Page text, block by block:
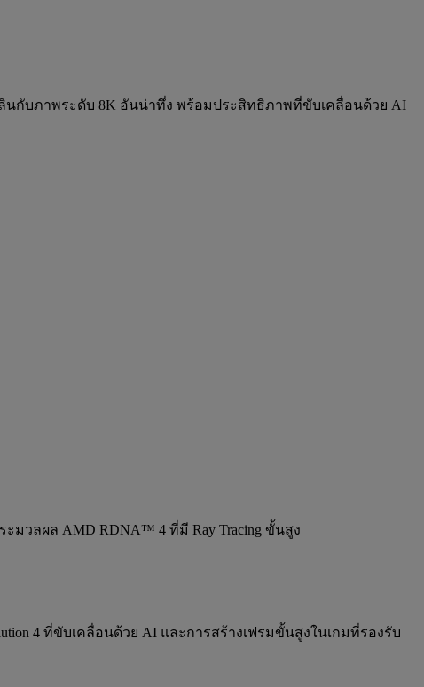
นกับภาพระดับ 8K อันน่าทึ่ง พร้อมประสิทธิภาพที่ขับเคลื่อนด้วย AI
มวลผล AMD RDNA™ 4 ที่มี Ray Tracing ขั้นสูง
4 ที่ขับเคลื่อนด้วย AI และการสร้างเฟรมขั้นสูงในเกมที่รองรับ